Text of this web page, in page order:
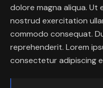
dolore magna aliqua. Ut
nostrud exercitation
commodo consequat.
reprehenderit. Lorem
consectetur adipiscing